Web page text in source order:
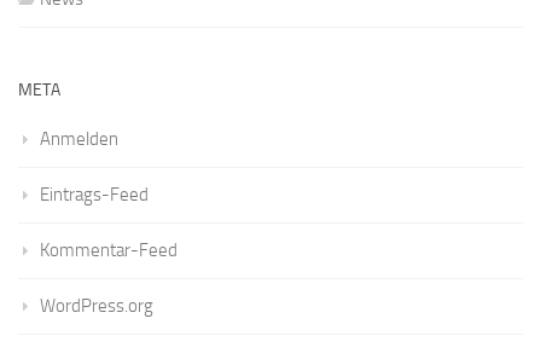
META
Anmelden
Eintrags-Feed
Kommentar-Feed
WordPress.org